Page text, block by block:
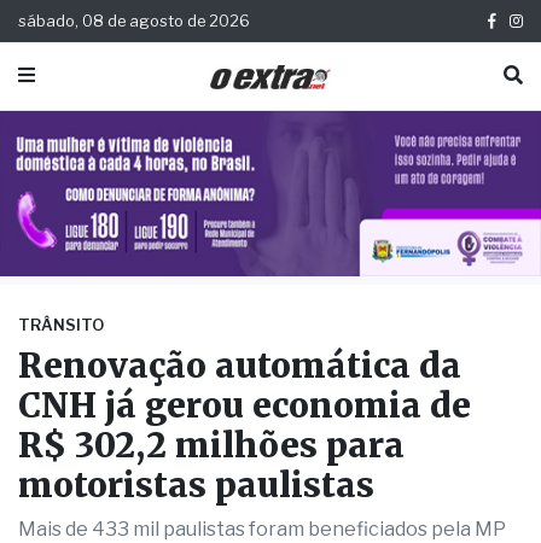
sábado, 08 de agosto de 2026
TRÂNSITO
Renovação automática da
CNH já gerou economia de
R$ 302,2 milhões para
motoristas paulistas
Mais de 433 mil paulistas foram beneficiados pela MP